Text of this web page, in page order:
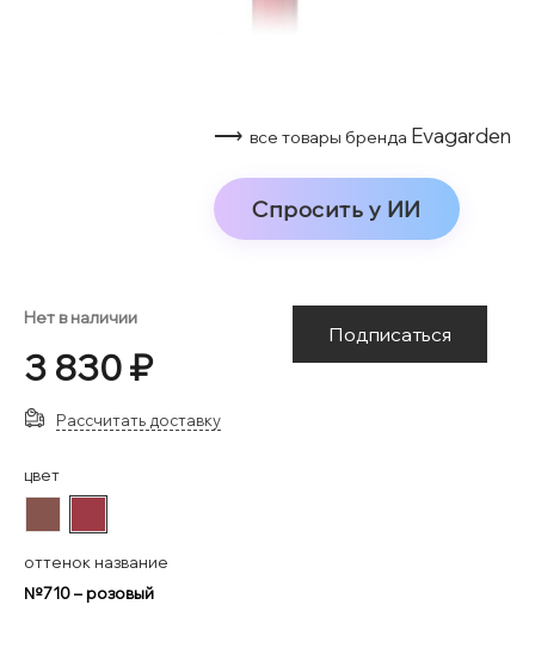
⟶ все товары бренда Evagarden
Спросить у ИИ
Нет в наличии
3 830 ₽
Подписаться
Рассчитать доставку
цвет
оттенок название
№710 – розовый